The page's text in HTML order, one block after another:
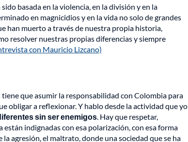
basada en la violencia, en la división y en la
en magnicidios y en la vida no solo de grandes
han muerto a través de nuestra propia historia,
resolver nuestras propias diferencias y siempre
con Mauricio Lizcano)
que asumir la responsabilidad con Colombia para
obligar a reflexionar. Y hablo desde la actividad que yo
sin ser enemigos. Hay que respetar,
indignadas con esa polarización, con esa forma
agresión, el maltrato, donde una sociedad que se ha